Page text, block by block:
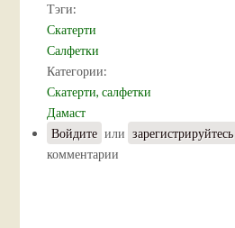
Тэги:
Скатерти
Салфетки
Категории:
Скатерти, салфетки
Дамаст
Войдите или зарегистрируйтесь
комментарии